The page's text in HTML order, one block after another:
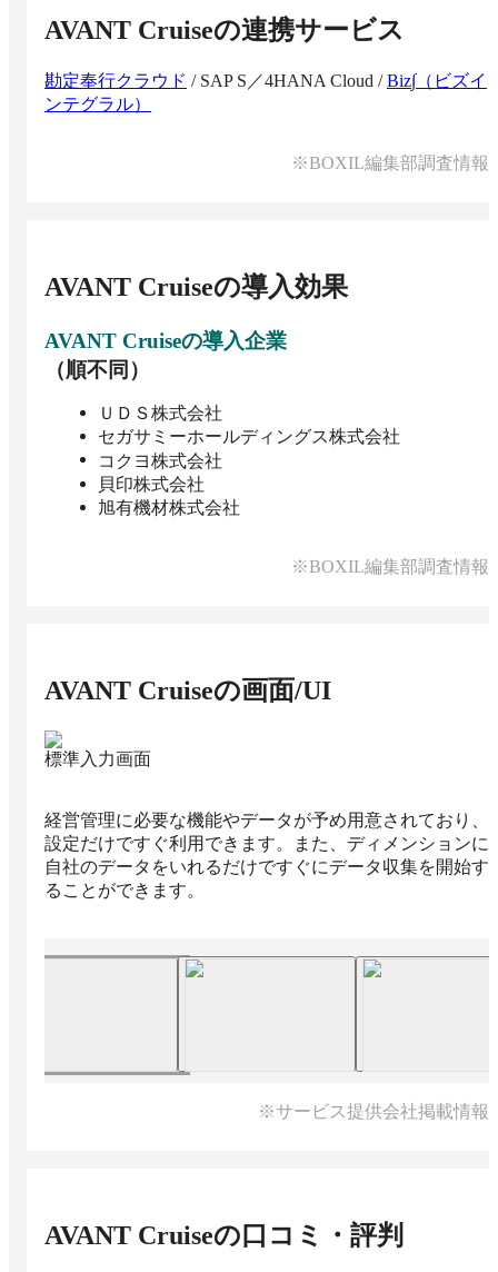
AVANT Cruiseの連携サービス
勘定奉行クラウド / SAP S／4HANA Cloud /Biz∫（ビズイ
ンテグラル）
※BOXIL編集部調査情報
AVANT Cruiseの導入効果
AVANT Cruiseの導入企業
（順不同）
ＵＤＳ株式会社
セガサミーホールディングス株式会社
コクヨ株式会社
貝印株式会社
旭有機材株式会社
※BOXIL編集部調査情報
AVANT Cruiseの画面/UI
標準入力画面
経営管理に必要な機能やデータが予め用意されており、
設定だけですぐ利用できます。また、ディメンションに
自社のデータをいれるだけですぐにデータ収集を開始す
ることができます。
※サービス提供会社掲載情報
AVANT Cruiseの口コミ・評判